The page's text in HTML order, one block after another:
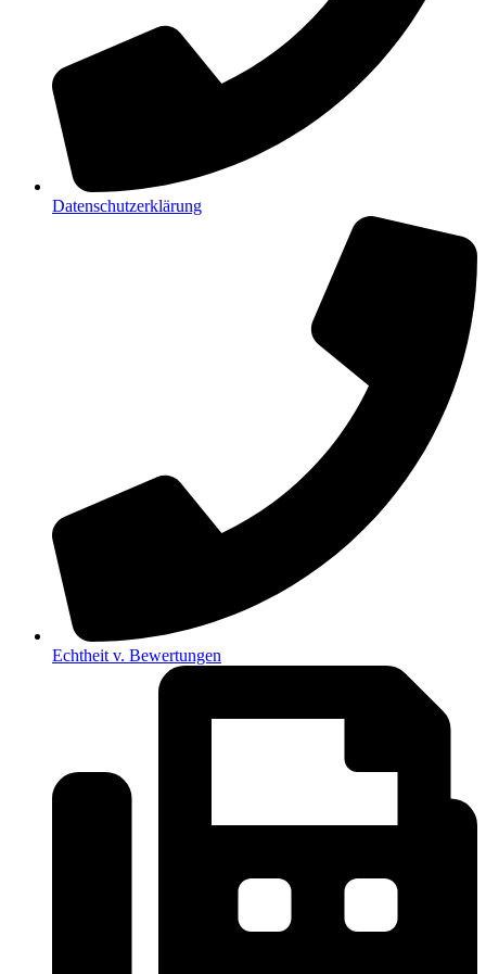
Datenschutzerklärung
Echtheit v. Bewertungen